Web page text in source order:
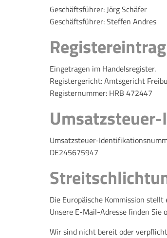
Geschäftsführer: Jörg Schäfer
Geschäftsführer: Steffen Andres
Registereintrag
Eingetragen im Handelsregister.
Registergericht: Amtsgericht
Registernummer: HRB 472447
Umsatzsteuer-
Umsatzsteuer-
DE245675947
Die Europäische Kommission
Unsere E-Mail-Adresse finden Sie
Wir sind nicht bereit oder